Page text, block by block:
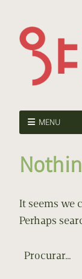
MENU
It seems we
Perhaps